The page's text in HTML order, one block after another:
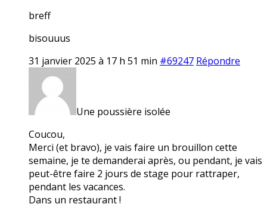
breff
bisouuus
31 janvier 2025 à 17 h 51 min #69247 Répondre
Une poussière isolée
Coucou,
Merci (et bravo), je vais faire un brouillon cette
semaine, je te demanderai après, ou pendant, je vais
peut-être faire 2 jours de stage pour rattraper,
pendant les vacances.
Dans un restaurant !